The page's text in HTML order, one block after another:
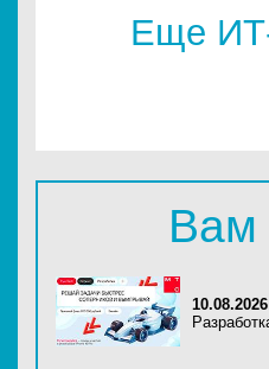
Еще
Вам
10.08.2026